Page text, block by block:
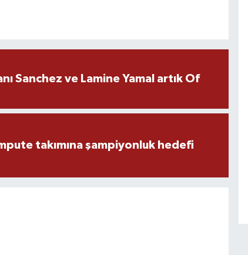
Sanchez ve Lamine Yamal artık Of
takımına şampiyonluk hedefi